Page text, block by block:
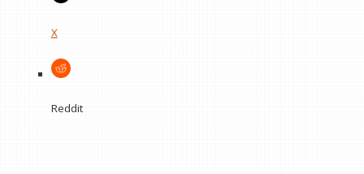
X
Reddit